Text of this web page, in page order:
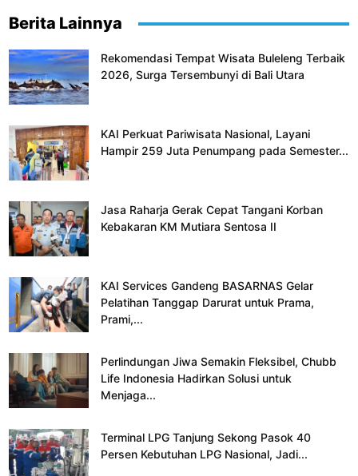
Berita Lainnya
Rekomendasi Tempat Wisata Buleleng Terbaik
2026, Surga Tersembunyi di Bali Utara
KAI Perkuat Pariwisata Nasional, Layani
Hampir 259 Juta Penumpang pada Semester...
Jasa Raharja Gerak Cepat Tangani Korban
Kebakaran KM Mutiara Sentosa II
KAI Services Gandeng BASARNAS Gelar
Pelatihan Tanggap Darurat untuk Prama,
Prami,...
Perlindungan Jiwa Semakin Fleksibel, Chubb
Life Indonesia Hadirkan Solusi untuk
Menjaga...
Terminal LPG Tanjung Sekong Pasok 40
Persen Kebutuhan LPG Nasional, Jadi...